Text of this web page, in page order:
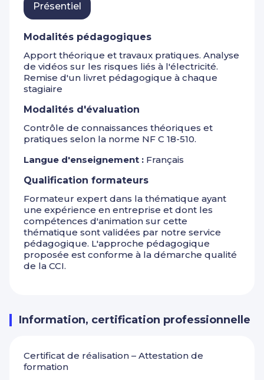
Présentiel
Modalités pédagogiques
Apport théorique et travaux pratiques. Analyse
de vidéos sur les risques liés à l'électricité.
Remise d'un livret pédagogique à chaque
stagiaire
Modalités d'évaluation
Contrôle de connaissances théoriques et
pratiques selon la norme NF C 18-510.
Langue d'enseignement : Français
Qualification formateurs
Formateur expert dans la thématique ayant
une expérience en entreprise et dont les
compétences d'animation sur cette
thématique sont validées par notre service
pédagogique. L'approche pédagogique
proposée est conforme à la démarche qualité
de la CCI.
Information, certification professionnelle
Certificat de réalisation – Attestation de
formation